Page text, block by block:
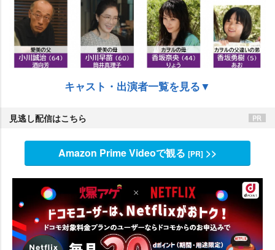
キャスト・出演者一覧を見る▼
見逃し配信はこちら
Amazon Prime Videoで観る [PR] >>